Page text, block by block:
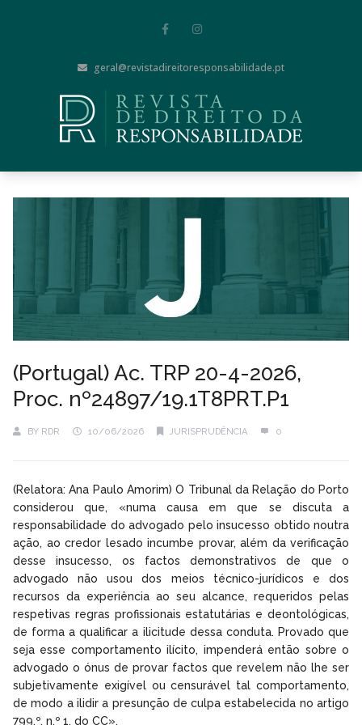
geral@revistadireitoresponsabilidade.pt
(Portugal) Ac. TRP 20-4-2026,
Proc. nº24897/19.1T8PRT.P1
BY RDR 10/06/2026 JURISPRUDÊNCIA 0
(Relatora: Ana Paulo Amorim) O Tribunal da Relação do Porto
considerou que, «numa causa em que se discuta a
responsabilidade do advogado pelo insucesso obtido noutra
ação, ao credor lesado incumbe provar, além da verificação
desse insucesso, os factos demonstrativos de que o
advogado não usou dos meios técnico-jurídicos e dos
recursos da experiência ao seu alcance, requeridos pelas
respetivas regras profissionais estatutárias e deontológicas,
de forma a qualificar a ilicitude dessa conduta. Provado que
seja esse comportamento ilícito, impenderá então sobre o
advogado o ónus de provar factos que revelem não lhe ser
subjetivamente exigível ou censurável tal comportamento,
de modo a ilidir a presunção de culpa estabelecida no artigo
799.º, n.º 1, do CC».